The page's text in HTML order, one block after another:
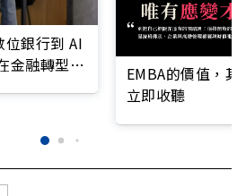
銀行到 AI
金融轉型最
EMBA的價值，
立即收聽